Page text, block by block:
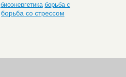
биоэнергетика борьба с
борьба со стрессом